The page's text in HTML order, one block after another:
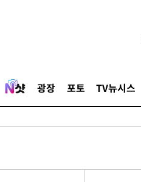
광장 포토 TV뉴시스